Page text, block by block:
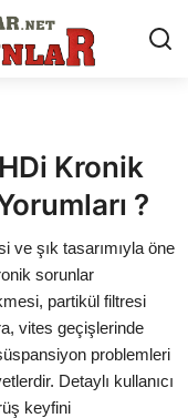
Kronik
?
ve şık tasarımıyla öne
sorunlar
partikül filtresi
vites geçişlerinde
problemleri
Detaylı kullanıcı
keyfini